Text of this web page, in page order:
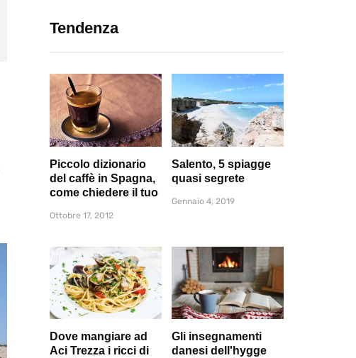
Tendenza
Piccolo dizionario
del caffè in Spagna,
come chiedere il tuo
Ottobre 17, 2012
Salento, 5 spiagge
quasi segrete
Gennaio 4, 2019
Dove mangiare ad
Aci Trezza i ricci di
Gli insegnamenti
danesi dell'hygge